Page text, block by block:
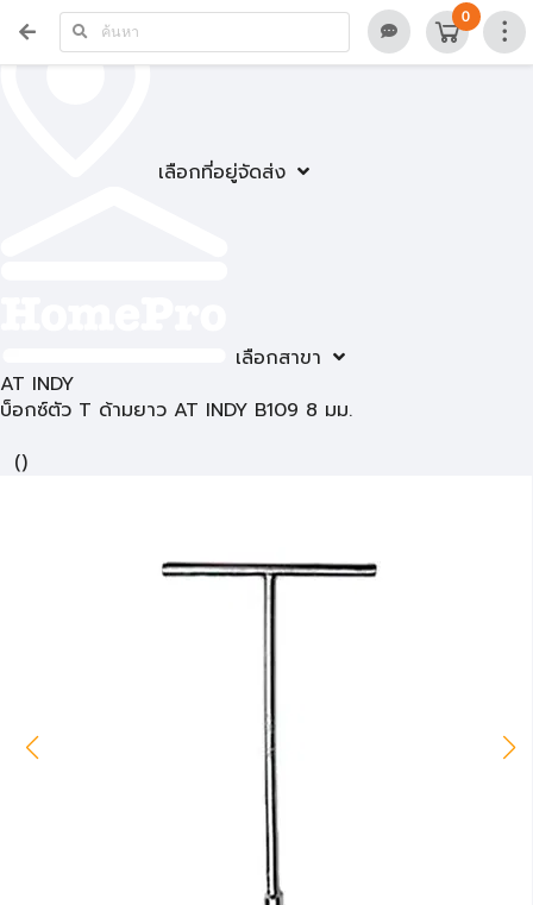
เลือกที่อยู่จัดส่ง
เลือกสาขา
0
AT INDY
บ็อกซ์ตัว T ด้ามยาว AT INDY B109 8 มม.
()